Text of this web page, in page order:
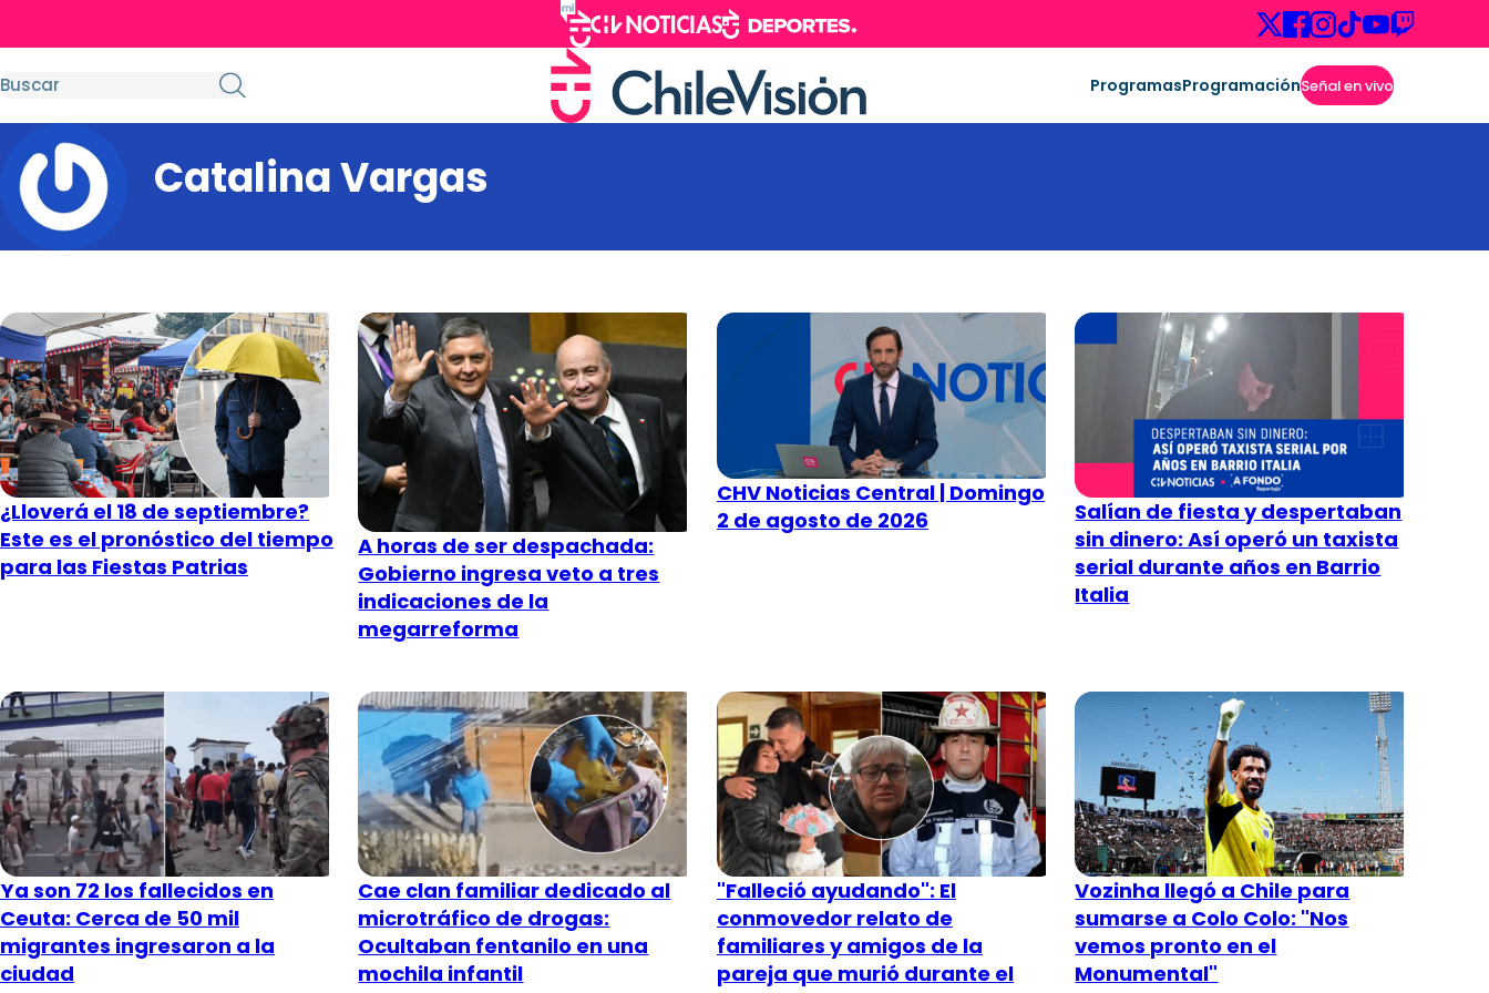
ProgramasProgramaciónSeñal en vivo
Catalina Vargas
¿Lloverá el 18 de septiembre?
Este es el pronóstico del tiempo
para las Fiestas Patrias
A horas de ser despachada:
Gobierno ingresa veto a tres
indicaciones de la
megarreforma
CHV Noticias Central | Domingo
2 de agosto de 2026
Salían de fiesta y despertaban
sin dinero: Así operó un taxista
serial durante años en Barrio
Italia
Ya son 72 los fallecidos en
Ceuta: Cerca de 50 mil
migrantes ingresaron a la
ciudad
Cae clan familiar dedicado al
microtráfico de drogas:
Ocultaban fentanilo en una
mochila infantil
"Falleció ayudando": El
conmovedor relato de
familiares y amigos de la
pareja que murió durante el
Vozinha llegó a Chile para
sumarse a Colo Colo: "Nos
vemos pronto en el
Monumental"